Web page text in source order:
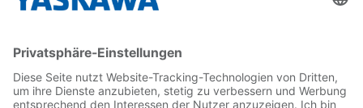
Newsletter